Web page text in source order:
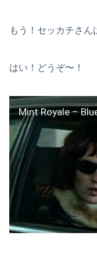
もう！セッカチさ
はい！どうぞ〜！
Mint Royale –